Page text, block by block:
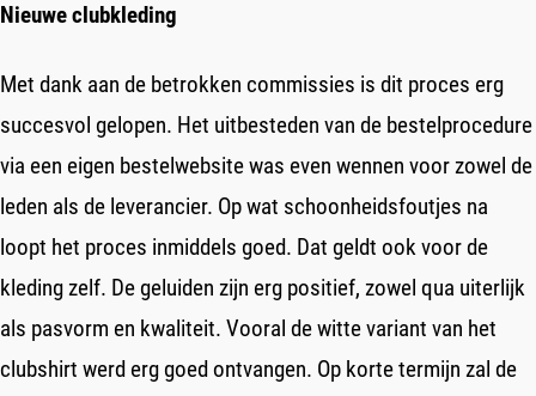
Nieuwe clubkleding
Met dank aan de betrokken commissies is dit proces erg
succesvol gelopen. Het uitbesteden van de bestelprocedure
via een eigen bestelwebsite was even wennen voor zowel de
leden als de leverancier. Op wat schoonheidsfoutjes na
loopt het proces inmiddels goed. Dat geldt ook voor de
kleding zelf. De geluiden zijn erg positief, zowel qua uiterlijk
als pasvorm en kwaliteit. Vooral de witte variant van het
clubshirt werd erg goed ontvangen. Op korte termijn zal de